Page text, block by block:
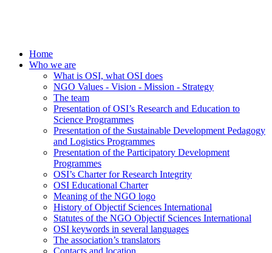
Home
Who we are
What is OSI, what OSI does
NGO Values - Vision - Mission - Strategy
The team
Presentation of OSI’s Research and Education to
Science Programmes
Presentation of the Sustainable Development Pedagogy
and Logistics Programmes
Presentation of the Participatory Development
Programmes
OSI’s Charter for Research Integrity
OSI Educational Charter
Meaning of the NGO logo
History of Objectif Sciences International
Statutes of the NGO Objectif Sciences International
OSI keywords in several languages
The association’s translators
Contacts and location